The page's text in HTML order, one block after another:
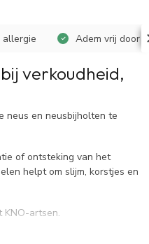
allergie Adem vrij door
verkoudheid,
neus en neusbijholten te
of ontsteking van het
helpt om slijm, korstjes en
KNO-artsen.